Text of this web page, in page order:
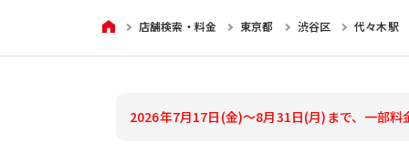
HOME店舗検索・料金 東京都 渋谷区 代々木駅
2026年7月17日(金)～8月31日(月)まで、一部